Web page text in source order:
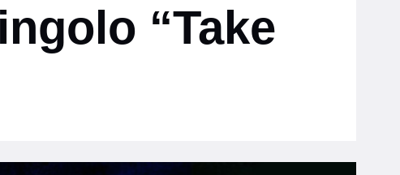
“Take